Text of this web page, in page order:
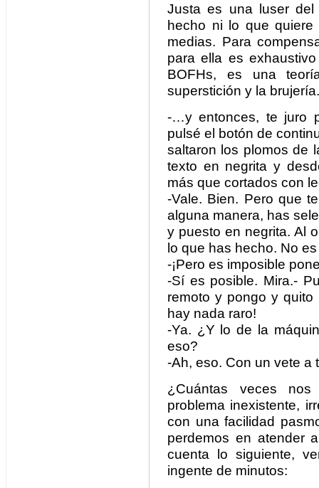
Justa es una luser
hecho ni lo que
medias. Para
para ella es
BOFHs, es una
superstición y la brujería.
-…y entonces, te juro
pulsé el botón de
saltaron los plomos de
texto en negrita y
más que cortados con
-Vale. Bien. Pero que
alguna manera, has
y puesto en negrita. Al
lo que has hecho. No
-¡Pero es imposible
-Sí es posible. Mira.-
remoto y pongo y quito
hay nada raro!
-Ya. ¿Y lo de la
eso?
-Ah, eso. Con un vete a
¿Cuántas veces
problema inexistente,
con una facilidad
perdemos en atender
cuenta lo siguiente,
ingente de minutos: